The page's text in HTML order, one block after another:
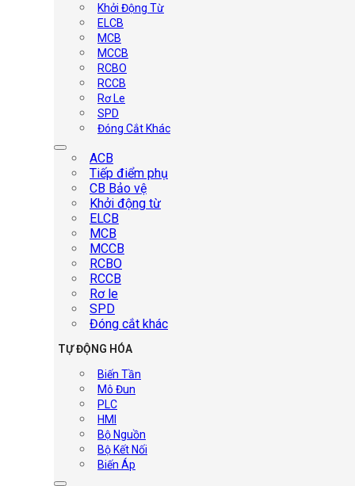
Khởi Động Từ
ELCB
MCB
MCCB
RCBO
RCCB
Rơ Le
SPD
Đóng Cắt Khác
ACB
Tiếp điểm phụ
CB Bảo vệ
Khởi động từ
ELCB
MCB
MCCB
RCBO
RCCB
Rơ le
SPD
Đóng cắt khác
TỰ ĐỘNG HÓA
Biến Tần
Mô Đun
PLC
HMI
Bộ Nguồn
Bộ Kết Nối
Biến Áp